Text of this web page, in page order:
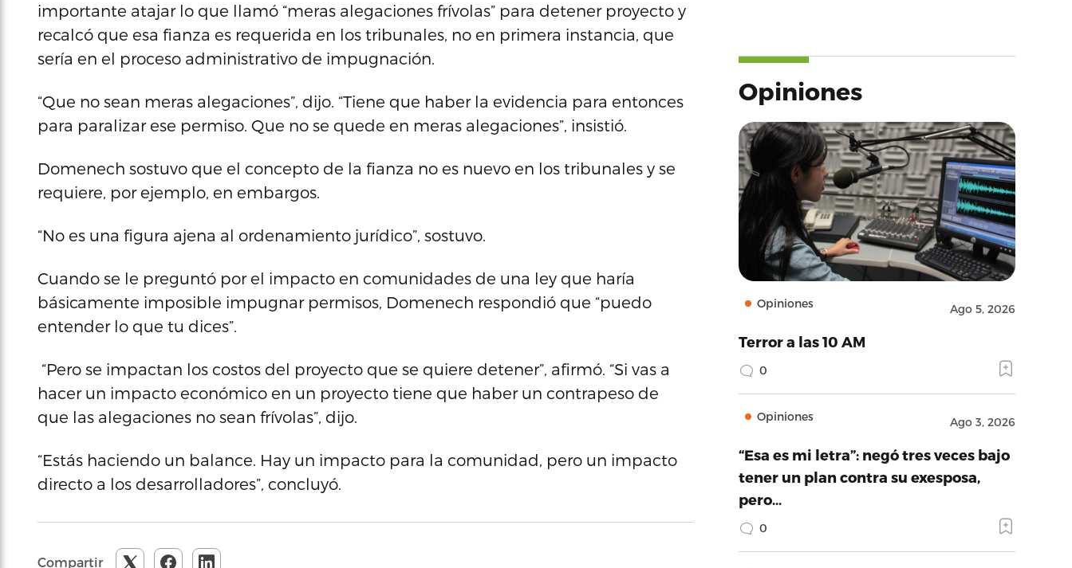
importante atajar lo que llamó “meras alegaciones frívolas” para detener proyecto y
recalcó que esa fianza es requerida en los tribunales, no en primera instancia, que
sería en el proceso administrativo de impugnación.
“Que no sean meras alegaciones”, dijo. “Tiene que haber la evidencia para entonces
para paralizar ese permiso. Que no se quede en meras alegaciones”, insistió.
Domenech sostuvo que el concepto de la fianza no es nuevo en los tribunales y se
requiere, por ejemplo, en embargos.
“No es una figura ajena al ordenamiento jurídico”, sostuvo.
Cuando se le preguntó por el impacto en comunidades de una ley que haría
básicamente imposible impugnar permisos, Domenech respondió que “puedo
entender lo que tu dices”.
“Pero se impactan los costos del proyecto que se quiere detener”, afirmó. “Si vas a
hacer un impacto económico en un proyecto tiene que haber un contrapeso de
que las alegaciones no sean frívolas”, dijo.
“Estás haciendo un balance. Hay un impacto para la comunidad, pero un impacto
directo a los desarrolladores”, concluyó.
Compartir
Opiniones
Opiniones Ago 5, 2026
Terror a las 10 AM
0
Opiniones Ago 3, 2026
“Esa es mi letra”: negó tres veces bajo
tener un plan contra su exesposa,
pero…
0